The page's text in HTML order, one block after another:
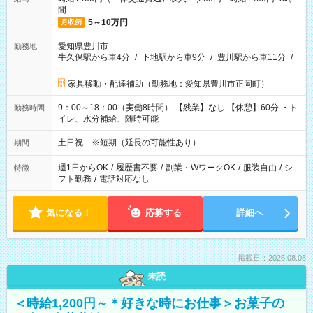
間
月収例 5～10万円
勤務地
愛知県豊川市
牛久保駅から車4分 / 下地駅から車9分 / 豊川駅から車11分 /
…
家具移動・配達補助（勤務地：愛知県豊川市正岡町）
勤務時間
9：00～18：00（実働8時間） 【残業】なし 【休憩】60分 ・ト
イレ、水分補給、随時可能
期間 土日祝 ※短期（延長の可能性あり）
特徴 週1日からOK / 履歴書不要 / 副業・WワークOK / 服装自由 / シ
フト勤務 / 電話対応なし
気になる！ 応募する 詳細へ
掲載日：2026.08.08
未読
＜時給1,200円～＊好きな時にお仕事＞お菓子の